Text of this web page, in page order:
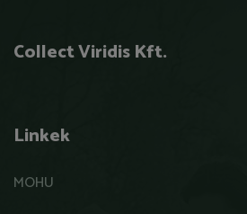
Collect Viridis Kft.
Linkek
MOHU